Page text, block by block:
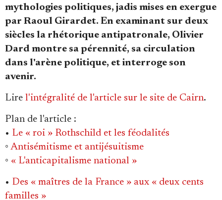
Se connecter
mythologies politiques, jadis mises en exergue
par Raoul Girardet. En examinant sur deux
siècles la rhétorique antipatronale, Olivier
Dard montre sa pérennité, sa circulation
dans l'arène politique, et interroge son
avenir.
Lire l'intégralité de l'article sur le site de Cairn.
Plan de l'article :
• Le « roi » Rothschild et les féodalités
◦ Antisémitisme et antijésuitisme
◦ « L'anticapitalisme national »
• Des « maîtres de la France » aux « deux cents
familles »